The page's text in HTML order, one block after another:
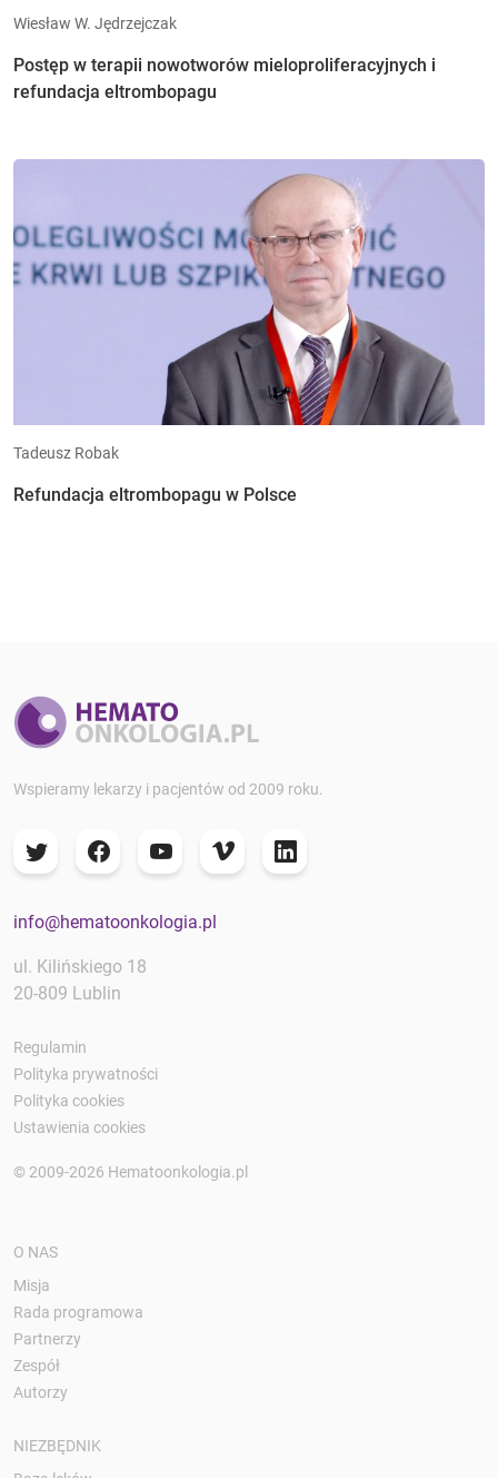
Wiesław W. Jędrzejczak
Postęp w terapii nowotworów mieloproliferacyjnych i
refundacja eltrombopagu
Tadeusz Robak
Refundacja eltrombopagu w Polsce
Wspieramy lekarzy i pacjentów od 2009 roku.
info@hematoonkologia.pl
ul. Kilińskiego 18
20-809 Lublin
Regulamin
Polityka prywatności
Polityka cookies
Ustawienia cookies
© 2009-2026 Hematoonkologia.pl
O NAS
Misja
Rada programowa
Partnerzy
Zespół
Autorzy
NIEZBĘDNIK